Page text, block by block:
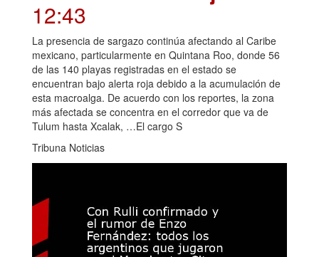
12:43
La presencia de sargazo continúa afectando al Caribe
mexicano, particularmente en Quintana Roo, donde 56
de las 140 playas registradas en el estado se
encuentran bajo alerta roja debido a la acumulación de
esta macroalga. De acuerdo con los reportes, la zona
más afectada se concentra en el corredor que va de
Tulum hasta Xcalak, …El cargo S
Tribuna Noticias